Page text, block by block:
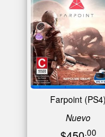
Farpoint (PS4)
Nuevo
.00